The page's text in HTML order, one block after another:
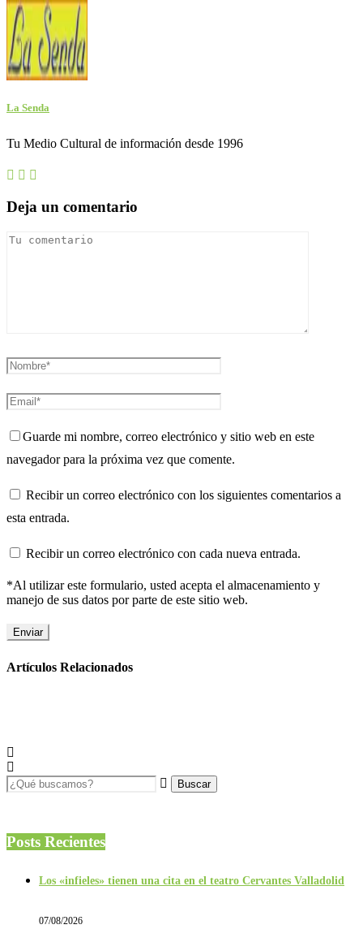
La Senda
Tu Medio Cultural de información desde 1996
Deja un comentario
Guarde mi nombre, correo electrónico y sitio web en este
navegador para la próxima vez que comente.
Recibir un correo electrónico con los siguientes comentarios a
esta entrada.
Recibir un correo electrónico con cada nueva entrada.
*Al utilizar este formulario, usted acepta el almacenamiento y
manejo de sus datos por parte de este sitio web.
Artículos Relacionados
Posts Recientes
Los «infieles» tienen una cita en el teatro Cervantes Valladolid
07/08/2026